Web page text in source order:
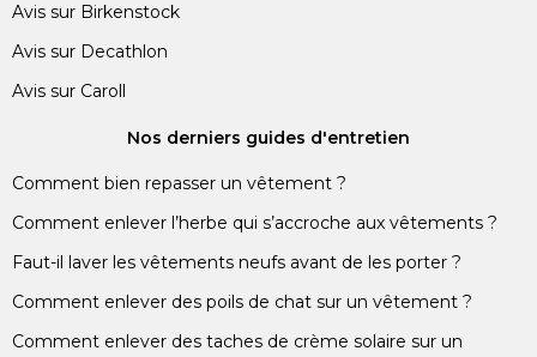
Avis sur Birkenstock
Avis sur Decathlon
Avis sur Caroll
Nos derniers guides d'entretien
Comment bien repasser un vêtement ?
Comment enlever l’herbe qui s’accroche aux vêtements ?
Faut-il laver les vêtements neufs avant de les porter ?
Comment enlever des poils de chat sur un vêtement ?
Comment enlever des taches de crème solaire sur un